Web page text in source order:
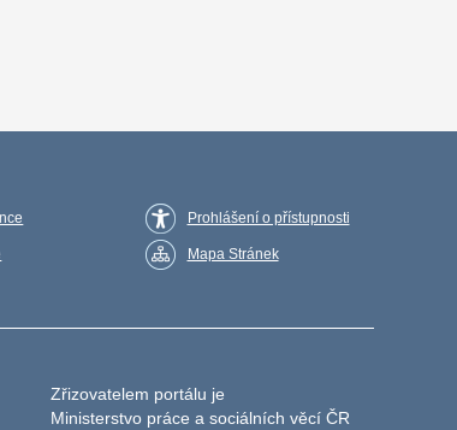
Prohlášení o přístupnosti
Mapa Stránek
Zřizovatelem portálu je
Ministerstvo práce a sociálních věcí ČR